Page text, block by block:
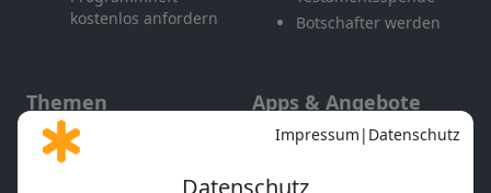
kostenlos anfordern
Botschafter werden
Themen
Gott und Bibel erklärt
Apps & Angebote
Mobile App